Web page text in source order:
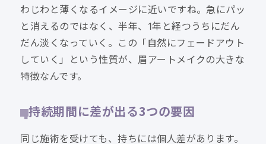
わじわと薄くなるイメージに近いですね。急にパッ
と消えるのではなく、半年、1年と経つうちにだん
だん淡くなっていく。この「自然にフェードアウト
していく」という性質が、眉アートメイクの大きな
特徴なんです。
持続期間に差が出る3つの要因
同じ施術を受けても、持ちには個人差があります。